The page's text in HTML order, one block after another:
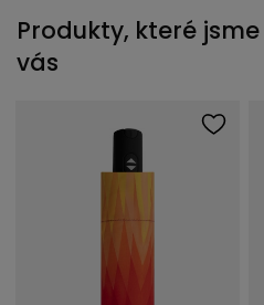
Produkty, které
vás